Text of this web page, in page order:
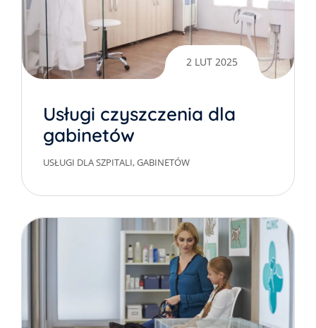
2 LUT 2025
Usługi czyszczenia dla
gabinetów
dentystycznych
USŁUGI DLA SZPITALI, GABINETÓW